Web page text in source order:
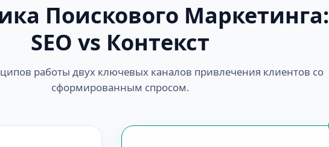
Поискового Маркетинга:
SEO vs Контекст
работы двух ключевых каналов привлечения клиентов со
сформированным спросом.